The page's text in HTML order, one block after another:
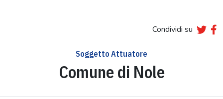
Condividi su
Soggetto Attuatore
Comune di Nole